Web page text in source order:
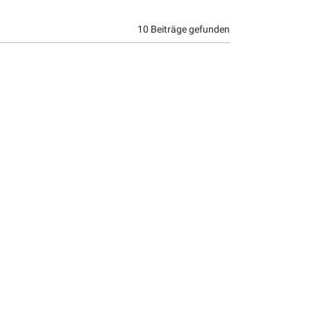
10 Beiträge gefunden